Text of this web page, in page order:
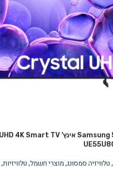
,טלוויזיה סמסונג,מוצרי חשמל,טלוויזיות,